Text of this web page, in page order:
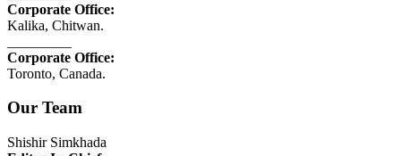
Corporate Office:
Kalika, Chitwan.
Corporate Office:
Toronto, Canada.
Our Team
Shishir Simkhada